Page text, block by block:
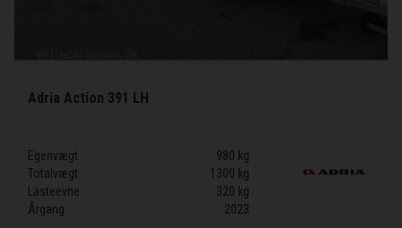
Adria Action 391 LH
Egenvægt
980 kg
Totalvægt
1300 kg
Lasteevne
320 kg
Årgang
2023